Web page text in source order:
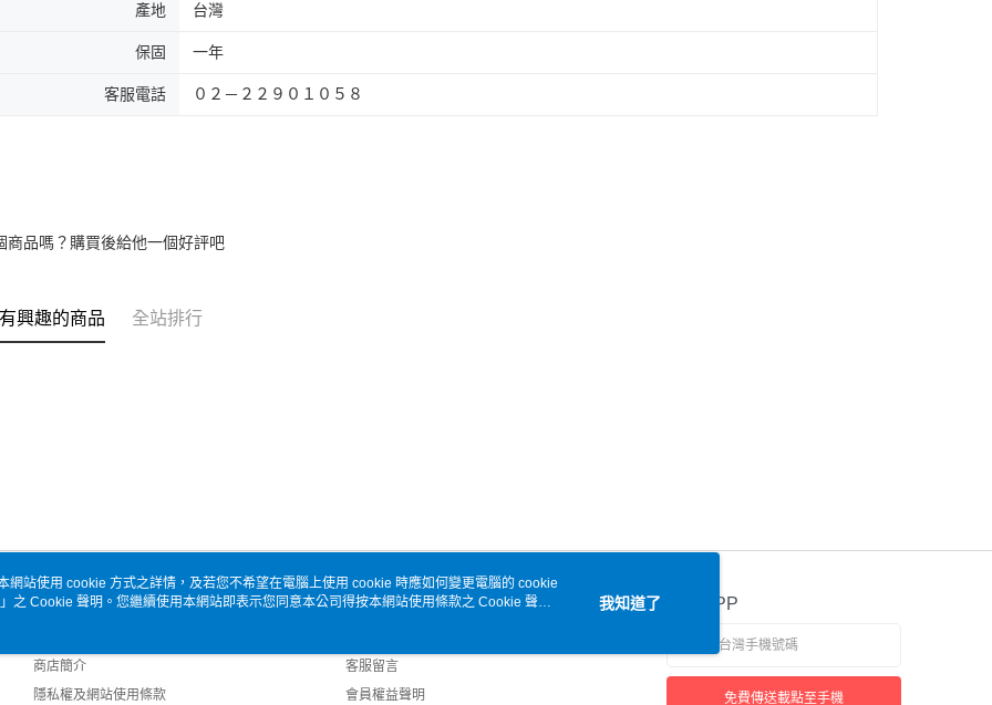
產地 台灣
保固 一年
客服電話 ０２－２２９０１０５８
商品嗎？購買後給他一個好評吧
興趣的商品 全站排行
關於我們
商店簡介
隱私權及網站使用條款
客服資訊
客服留言
會員權益聲明
官方APP
免費傳送載點至手機
網站使用 cookie 方式之詳情，及若您不希望在電腦上使用 cookie 時應如何變更電腦的 cookie
」之 Cookie 聲明。您繼續使用本網站即表示您同意本公司得按本網站使用條款之 Cookie 聲明
我知道了